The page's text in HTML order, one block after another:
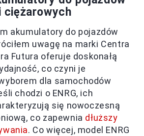
ciężarowych
akumulatory do pojazdów
uwagę na marki Centra
Futura oferuje doskonałą
co czyni je
dla samochodów
chodzi o ENRG, ich
się nowoczesną
co zapewnia dłuższy
. Co więcej, model ENRG